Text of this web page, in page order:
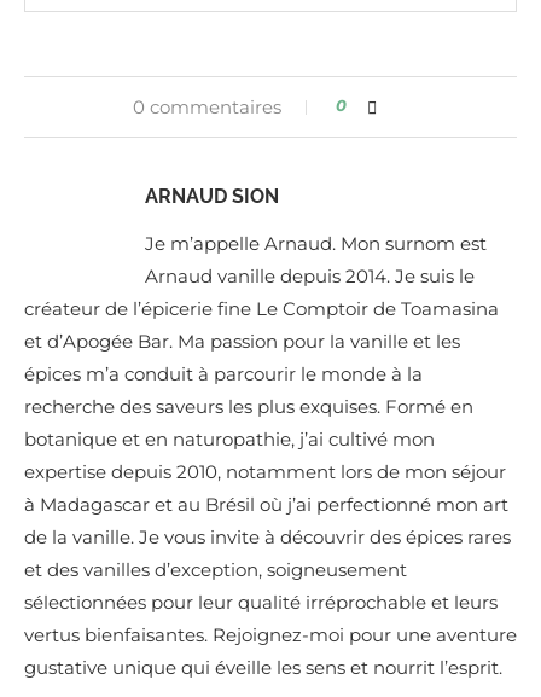
0 commentaires 0
ARNAUD SION
Je m’appelle Arnaud. Mon surnom est
Arnaud vanille depuis 2014. Je suis le
créateur de l’épicerie fine Le Comptoir de Toamasina
et d’Apogée Bar. Ma passion pour la vanille et les
épices m’a conduit à parcourir le monde à la
recherche des saveurs les plus exquises. Formé en
botanique et en naturopathie, j’ai cultivé mon
expertise depuis 2010, notamment lors de mon séjour
à Madagascar et au Brésil où j’ai perfectionné mon art
de la vanille. Je vous invite à découvrir des épices rares
et des vanilles d’exception, soigneusement
sélectionnées pour leur qualité irréprochable et leurs
vertus bienfaisantes. Rejoignez-moi pour une aventure
gustative unique qui éveille les sens et nourrit l’esprit.